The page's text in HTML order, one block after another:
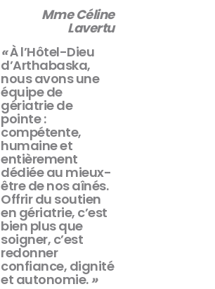
Mme Céline
Lavertu
«À l’Hôtel-Dieu
d’Arthabaska,
nous avons une
équipe de
gériatrie de
pointe :
compétente,
humaine et
entièrement
dédiée au mieux-
être de nos aînés.
Offrirdu soutien
en gériatrie, c’est
bien plus que
soigner, c’est
redonner
confiance, dignité
et autonomie.»